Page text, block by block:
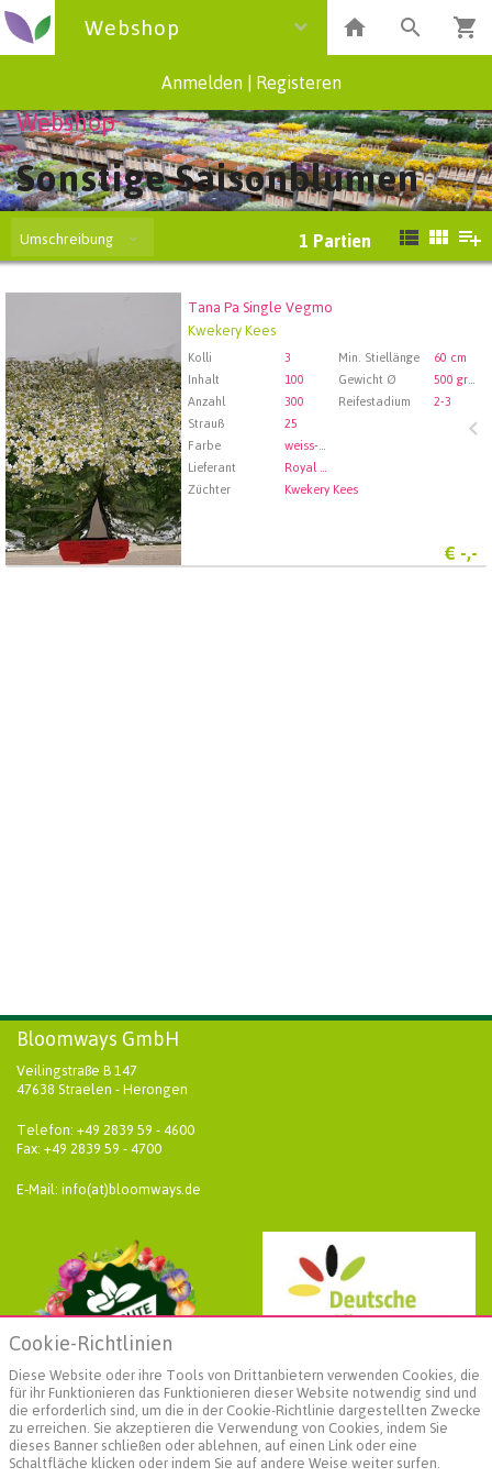
Webshop
Anmelden Registeren
Webshop
Sonstige Saisonblumen
Umschreibung 1 Partien
Tana Pa Single Vegmo
Kwekery Kees
Kolli 3 Min. Stiellänge
60 cm
Inhalt
100 Gewicht Ø
500 gram
Anzahl
300 Reifestadium
2-3
Strauß
25
Farbe
weiss-gelb
Lieferant
Royal FloraHolland Aalsmeer
Züchter
Kwekery Kees
€ -,-
Tana Pa Single Vegmo
Wählen Sie zuerst ein Abfartdatum.
Bloomways GmbH
Veilingstraße B 147
47638 Straelen - Herongen
Telefon: +49 2839 59 - 4600
Fax: +49 2839 59 - 4700
E-Mail: info(at)bloomways.de
Weiterführende Informationen
Cookie-Richtlinien
Diese Website oder ihre Tools von Drittanbietern verwenden Cookies, die
für ihr Funktionieren das Funktionieren dieser Website notwendig sind und
die erforderlich sind, um die in der Cookie-Richtlinie dargestellten Zwecke
zu erreichen. Sie akzeptieren die Verwendung von Cookies, indem Sie
dieses Banner schließen oder ablehnen, auf einen Link oder eine
Schaltfläche klicken oder indem Sie auf andere Weise weiter surfen.